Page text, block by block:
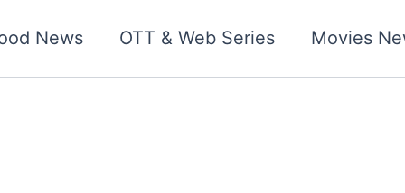
News OTT & Web Series Movies